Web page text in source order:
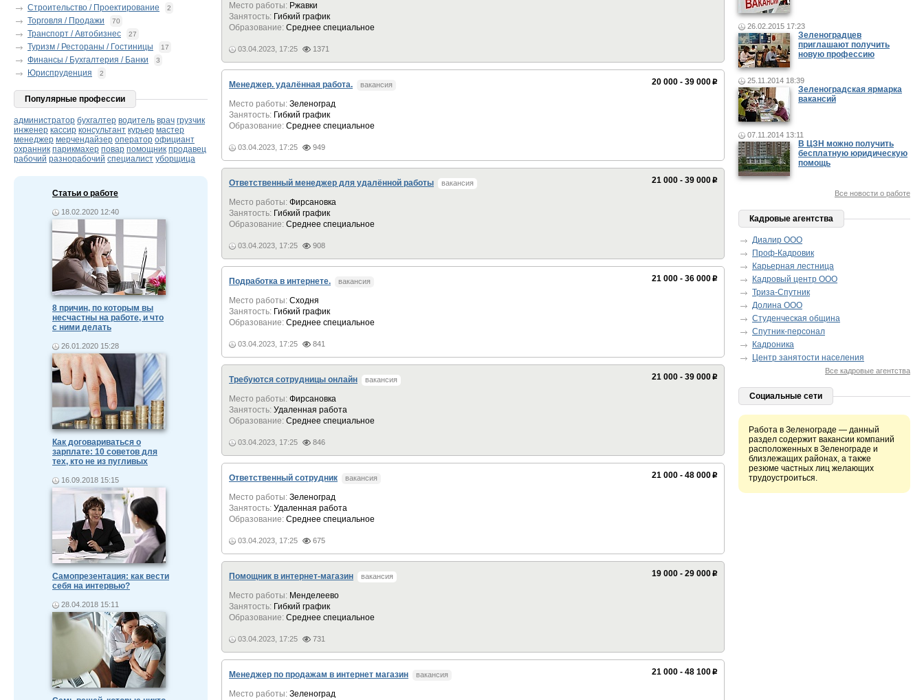
Строительство / Проектирование 2
Торговля / Продажи 70
Транспорт / Автобизнес 27
Туризм / Рестораны / Гостиницы 17
Финансы / Бухгалтерия / Банки 3
Юриспруденция 2
Популярные профессии
администратор бухгалтер водитель врач грузчик
инженер кассир консультант курьер мастер
менеджер мерчендайзер оператор официант
охранник парикмахер повар помощник продавец
рабочий разнорабочий специалист уборщица
Статьи о работе
18.02.2020 12:40
8 причин, по которым вы
несчастны на работе, и что
с ними делать
26.01.2020 15:28
Как договариваться о
зарплате: 10 советов для
тех, кто не из пугливых
16.09.2018 15:15
Самопрезентация: как вести
себя на интервью?
28.04.2018 15:11
Место работы: Ржавки
Занятость: Гибкий график
Образование: Среднее специальное
03.04.2023, 17:25 1371
20 000 - 39 000 p
Менеджер. удалённая работа. вакансия
Место работы: Зеленоград
Занятость: Гибкий график
Образование: Среднее специальное
03.04.2023, 17:25 949
21 000 - 39 000 p
Ответственный менеджер для удалённой работы вакансия
Место работы: Фирсановка
Занятость: Гибкий график
Образование: Среднее специальное
03.04.2023, 17:25 908
21 000 - 36 000 p
Подработка в интернете. вакансия
Место работы: Сходня
Занятость: Гибкий график
Образование: Среднее специальное
03.04.2023, 17:25 841
21 000 - 39 000 p
Требуются сотрудницы онлайн вакансия
Место работы: Фирсановка
Занятость: Удаленная работа
Образование: Среднее специальное
03.04.2023, 17:25 846
21 000 - 48 000 p
Ответственный сотрудник вакансия
Место работы: Зеленоград
Занятость: Удаленная работа
Образование: Среднее специальное
03.04.2023, 17:25 675
19 000 - 29 000 p
Помощник в интернет-магазин вакансия
Место работы: Менделеево
Занятость: Гибкий график
Образование: Среднее специальное
03.04.2023, 17:25 731
21 000 - 48 100 p
Менеджер по продажам в интернет магазин вакансия
Место работы: Зеленоград
26.02.2015 17:23
Зеленоградцев
приглашают получить
новую профессию
25.11.2014 18:39
Зеленоградская ярмарка
вакансий
07.11.2014 13:11
В ЦЗН можно получить
бесплатную юридическую
помощь
Все новости о работе
Кадровые агентства
Диалир ООО
Проф-Кадровик
Карьерная лестница
Кадровый центр ООО
Триза-Спутник
Долина ООО
Студенческая община
Спутник-персонал
Кадроника
Центр занятости населения
Все кадровые агентства
Социальные сети
Работа в Зеленограде — данный
раздел содержит вакансии компаний
расположенных в Зеленограде и
близлежащих районах, а также
резюме частных лиц желающих
трудоустроиться.